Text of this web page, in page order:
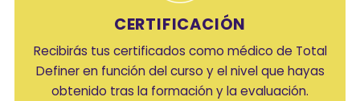
CERTIFICACIÓN
Recibirás tus certificados como médico de Total
Definer en función del curso y el nivel que hayas
obtenido tras la formación y la evaluación.